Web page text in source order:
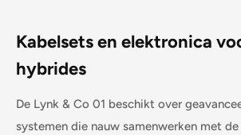
Kabelsets en elektronica
hybrides
De Lynk & Co 01 beschikt over
systemen die nauw samenwerken met